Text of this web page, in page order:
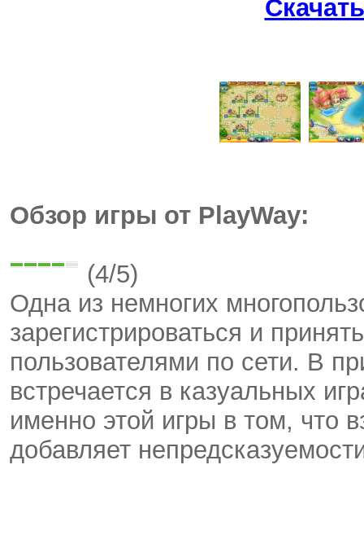
Обзор игры от PlayWay:
(4/5)
Одна из немногих
зарегистрироваться и
пользователями по сети. В
встречается в казуальных
именно этой игры в том, что
добавляет